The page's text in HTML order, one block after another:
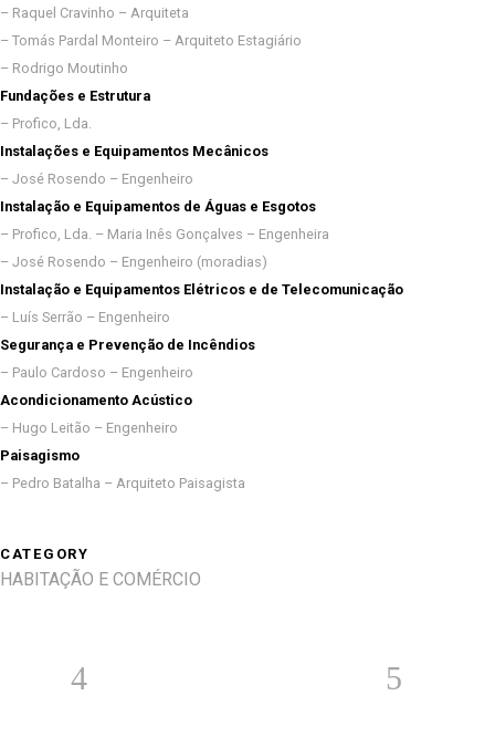
– Raquel Cravinho – Arquiteta
– Tomás Pardal Monteiro – Arquiteto Estagiário
– Rodrigo Moutinho
Fundações e Estrutura
– Profico, Lda.
Instalações e Equipamentos Mecânicos
– José Rosendo – Engenheiro
Instalação e Equipamentos de Águas e Esgotos
– Profico, Lda. – Maria Inês Gonçalves – Engenheira
– José Rosendo – Engenheiro (moradias)
Instalação e Equipamentos Elétricos e de Telecomunicação
– Luís Serrão – Engenheiro
Segurança e Prevenção de Incêndios
– Paulo Cardoso – Engenheiro
Acondicionamento Acústico
– Hugo Leitão – Engenheiro
Paisagismo
– Pedro Batalha – Arquiteto Paisagista
CATEGORY
HABITAÇÃO E COMÉRCIO